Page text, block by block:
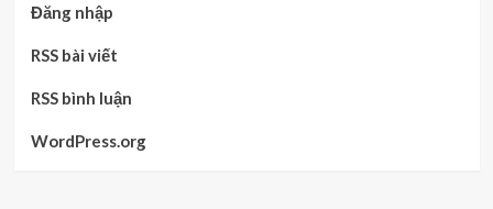
Đăng nhập
RSS bài viết
RSS bình luận
WordPress.org